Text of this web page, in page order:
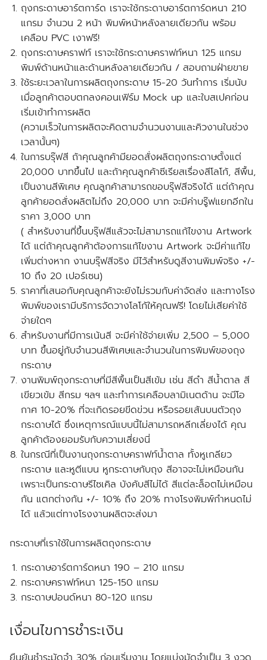
ถุงกระดาษอาร์ตการ์ด เราจะใช้กระดาษอาร์ตการ์ดหนา 210
แกรม จำนวน 2 หน้า พิมพ์หน้าหลังลายเดียวกัน พร้อม
เคลือบ PVC เงาฟรี!
ถุงกระดาษคราฟท์ เราจะใช้กระดาษคราฟท์หนา 125 แกรม
พิมพ์ด้านหน้าและด้านหลังลายเดียวกัน / สอบถามฝ่ายขาย
ใช้ระยะเวลาในการผลิตถุงกระดาษ 15-20 วันทำการ เริ่มนับ
เมื่อลูกค้าตอบตกลงคอนเฟิร์ม Mock up และใบสเปคก่อน
เริ่มเข้าทำการผลิต
(ความเร็วในการผลิตจะคิดตามจำนวนงานและคิวงานในช่วง
เวลานั้นๆ)
ในการบรุ๊ฟสี ถ้าคุณลูกค้ามียอดสั่งผลิตถุงกระดาษตั้งแต่
20,000 บาทขึ้นไป และถ้าคุณลูกค้าซีเรียสเรื่องสีโลโก้, สีพื้น,
เป็นงานสีพิเศษ คุณลูกค้าสามารถขอบรุ๊ฟสีจริงได้ แต่ถ้าคุณ
ลูกค้ายอดสั่งผลิตไม่ถึง 20,000 บาท จะมีค่าบรู๊ฟแยกอีกใน
ราคา 3,000 บาท
( สำหรับงานที่ขึ้นบรุ๊ฟสีแล้วจะไม่สามารถแก้ไขงาน Artwork
ได้ แต่ถ้าคุณลูกค้าต้องการแก้ไขงาน Artwork จะมีค่าแก้ไข
เพิ่มต่างหาก งานบรุ๊ฟสีจริง มีไว้สำหรับดูสีงานพิมพ์จริง +/-
10 ถึง 20 เปอร์เซน)
ราคาที่เสนอกับคุณลูกค้าจะยังไม่รวมกับค่าจัดส่ง และทางโรง
พิมพ์ของเรามีบริการจัดวางโลโก้ให้คุณฟรี!โดยไม่เสียค่าใช้
จ่ายใดๆ
สำหรับงานที่มีการเน้นสี จะมีค่าใช้จ่ายเพิ่ม 2,500 – 5,000
บาท ขึ้นอยู่กับจำนวนสีพิเศษและจำนวนในการพิมพ์ของถุง
กระดาษ
งานพิมพ์ถุงกระดาษที่มีสีพื้นเป็นสีเข้ม เช่น สีดำ สีน้ำตาล สี
เขียวเข้ม สีกรม ฯลฯ และทำการเคลือบลามิเนตด้าน จะมีโอ
กาศ 10-20% ที่จะเกิดรอยขีดข่วน หรือรอยเส้นบนตัวถุง
กระดาษได้ ซึ่งเหตุการณ์แบบนี้ไม่สามารถหลีกเลี่ยงได้ คุณ
ลูกค้าต้องยอมรับกับความเสี่ยงนี่
ในกรณีที่เป็นงานถุงกระดาษคราฟท์น้ำตาล ทั้งหูเกลียว
กระดาษ และหูตีแบน หูกระดาษกับถุง สีอาจจะไม่เหมือนกัน
เพราะเป็นกระดาษรีไซเคิล บังคับสีไม่ได้ สีแต่ละล็อตไม่เหมือน
กัน แตกต่างกัน +/- 10% ถึง 20% ทางโรงพิมพ์กำหนดไม่
ได้ แล้วแต่ทางโรงงานผลิตจะส่งมา
กระดาษที่เราใช้ในการผลิตถุงกระดาษ
กระดาษอาร์ตการ์ดหนา 190 – 210 แกรม
กระดาษคราฟท์หนา 125-150 แกรม
กระดาษปอนด์หนา 80-120 แกรม
เงื่อนไขการชำระเงิน